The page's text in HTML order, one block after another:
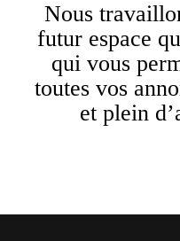
Nous
futur espace
qui vous
toutes vos
et plein